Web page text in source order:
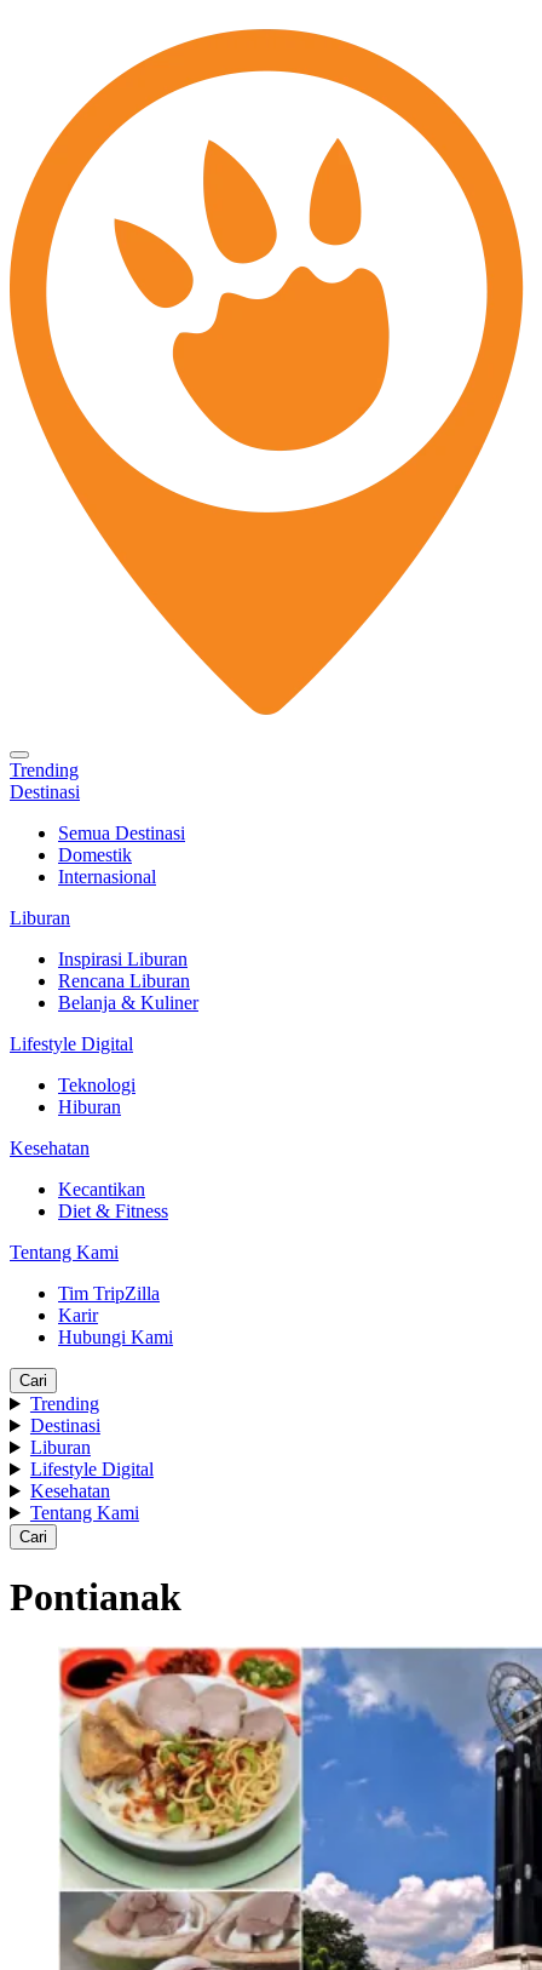
Trending
Destinasi
Semua Destinasi
Domestik
Internasional
Liburan
Inspirasi Liburan
Rencana Liburan
Belanja & Kuliner
Lifestyle Digital
Teknologi
Hiburan
Kesehatan
Kecantikan
Diet & Fitness
Tentang Kami
Tim TripZilla
Karir
Hubungi Kami
Cari
Trending
Destinasi
Liburan
Lifestyle Digital
Kesehatan
Tentang Kami
Cari
Pontianak